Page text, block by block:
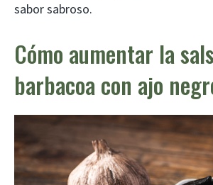
sabor sabroso.
Cómo aumentar la
barbacoa con ajo